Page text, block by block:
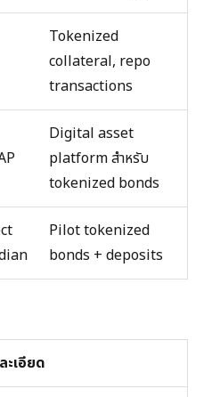
Tokenized
collateral, repo
transactions
Digital asset
platform สำหรับ
tokenized bonds
Pilot tokenized
bonds + deposits
ะเอียด